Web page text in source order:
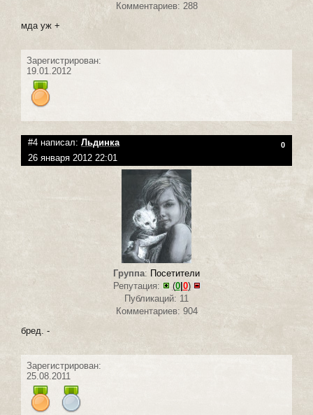
Комментариев: 288
мда уж +
Зарегистрирован:
19.01.2012
#4 написал: Льдинка 0
26 января 2012 22:01
Группа: Посетители
Репутация:
(0| 0)
Публикаций: 11
Комментариев: 904
бред. -
Зарегистрирован:
25.08.2011